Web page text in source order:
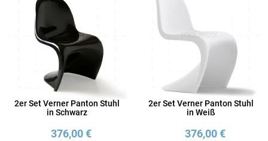
2er Set Verner Panton Stuhl
in Schwarz
376,00 €
2er Set Verner Panton Stuhl
in Weiß
376,00 €